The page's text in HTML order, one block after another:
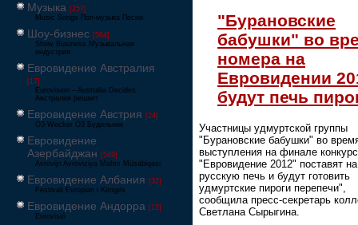
Музыка [257]
Music Songs Поп-музыка Песни
Шоу-бизнес [564]
Show Business Музыкальная
индустрия
Евровидение Австралия
[17]
Eurovision – Australia Decides
Австралия решает
Евровидение Австрия [24]
Ö3-Wecker Ö3 Будильник
Евровидение
Азербайджан [549]
Avrovijn Avroviziya Mahnı Müsabiqəsi
Евровидение Албания [32]
Festivali Evropian i Këngës
Евровидение Андорра [15]
Eurovisió
"Бурановские
бабушки" во
номера на
Евровидении
будут печь
Участницы удмуртской группы
"Бурановские бабушки" во
выступления на финале
"Евровидение 2012" поставят
русскую печь и будут готовить
удмуртские пироги перепечи",
сообщила пресс-секретарь
Светлана Сырыгина.